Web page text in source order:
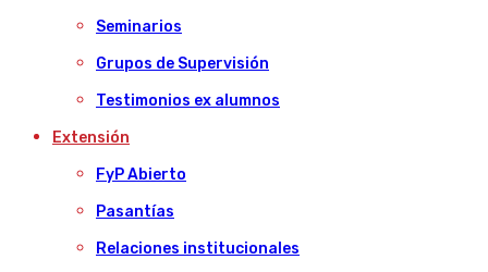
Seminarios
Grupos de Supervisión
Testimonios ex alumnos
Extensión
FyP Abierto
Pasantías
Relaciones institucionales